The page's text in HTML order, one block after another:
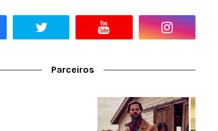
Parceiros